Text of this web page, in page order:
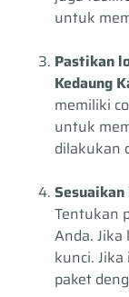
untuk
Pastikan
Kedaung
memiliki
untuk
dilakukan
Tentukan
Anda.
kunci.
paket